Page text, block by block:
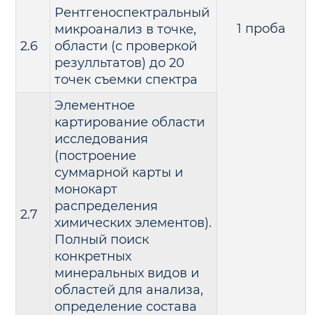
1 проба
2.6
Рентгеноспектральный
микроанализ в точке,
области (с проверкой
резулльтатов) до 20
точек съемки спектра
2.7
Элементное
картирование области
исследования
(построение
суммарной карты и
монокарт
распределения
химических элементов).
Полный поиск
конкретных
минеральных видов и
областей для анализа,
определение состава